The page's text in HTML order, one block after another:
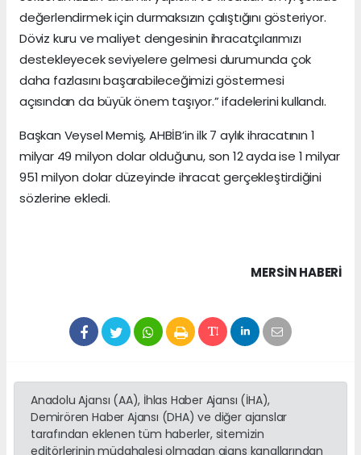
değerlendirmek için durmaksızın çalıştığını gösteriyor.
Döviz kuru ve maliyet dengesinin ihracatçılarımızı
destekleyecek seviyelere gelmesi durumunda çok
daha fazlasını başarabileceğimizi göstermesi
açısından da büyük önem taşıyor.” ifadelerini kullandı.
Başkan Veysel Memiş, AHBİB’in ilk 7 aylık ihracatının 1
milyar 49 milyon dolar olduğunu, son 12 ayda ise 1 milyar
951 milyon dolar düzeyinde ihracat gerçekleştirdiğini
sözlerine ekledi.
MERSIN HABERİ
Anadolu Ajansı (AA), İhlas Haber Ajansı (İHA),
Demirören Haber Ajansı (DHA) ve diğer ajanslar
tarafından eklenen tüm haberler, sitemizin
editörlerinin müdahalesi olmadan ajans kanallarından